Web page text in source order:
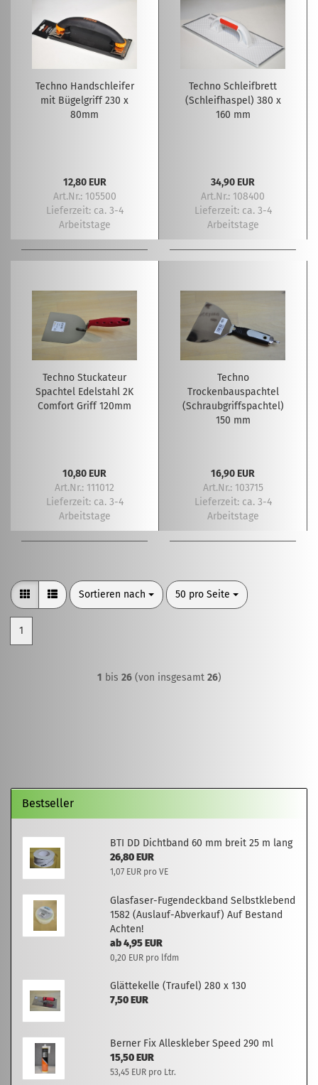
Techno Handschleifer
mit Bügelgriff 230 x
80mm
12,80 EUR
Art.Nr.: 105500
Lieferzeit: ca. 3-4
Arbeitstage
Techno Schleifbrett
(Schleifhaspel) 380 x
160 mm
34,90 EUR
Art.Nr.: 108400
Lieferzeit: ca. 3-4
Arbeitstage
Techno Stuckateur
Spachtel Edelstahl 2K
Comfort Griff 120mm
10,80 EUR
Art.Nr.: 111012
Lieferzeit: ca. 3-4
Arbeitstage
Techno
Trockenbauspachtel
(Schraubgriffspachtel)
150 mm
16,90 EUR
Art.Nr.: 103715
Lieferzeit: ca. 3-4
Arbeitstage
Sortieren nach
Sortieren nach 50 pro Seite
pro Seite
1
1 bis 26(von insgesamt 26)
Bestseller
BTI DD Dichtband 60 mm breit 25 m lang
26,80 EUR
1,07 EUR pro VE
Glasfaser-Fugendeckband Selbstklebend
1582 (Auslauf-Abverkauf) Auf Bestand
Achten!
ab 4,95 EUR
0,20 EUR pro lfdm
Glättekelle (Traufel) 280 x 130
7,50 EUR
Berner Fix Alleskleber Speed 290 ml
15,50 EUR
53,45 EUR pro Ltr.